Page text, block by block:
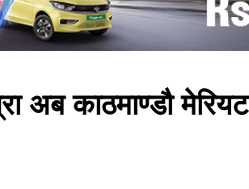
अब काठमाण्डौ मेरियट